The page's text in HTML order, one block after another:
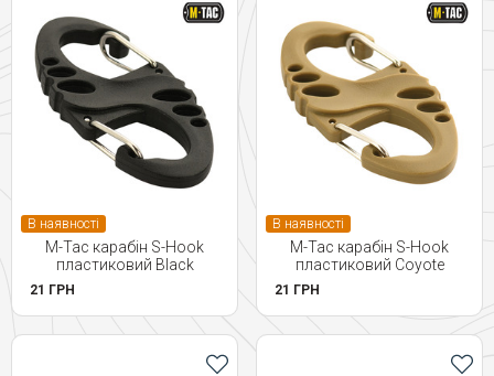
В наявності
M-Tac карабін S-Hook
пластиковий Black
21 ГРН
В наявності
M-Tac карабін S-Hook
пластиковий Coyote
21 ГРН